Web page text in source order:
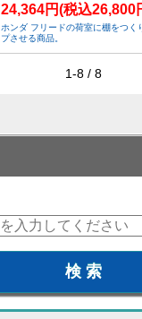
24,364円(税込26,800
ホンダ フリードの荷室に棚をつく
プさせる商品。
1-8 / 8